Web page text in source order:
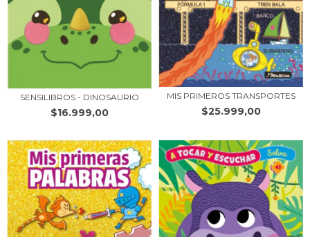
SENSILIBROS - DINOSAURIO
$16.999,00
MIS PRIMEROS TRANSPORTES
$25.999,00